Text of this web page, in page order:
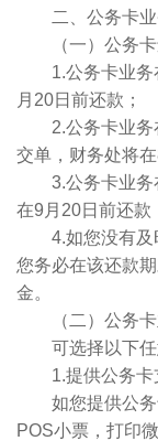
二、公务卡
（一）公务
1.公务卡业
月20日前还款；
2.公务卡业
交单，财务处将
3.公务卡业
在9月20日前还款
4.如您没有
您务必在该还款
金。
（二）公务
可选择以下
1.提供公务
如您提供公
POS小票，打印